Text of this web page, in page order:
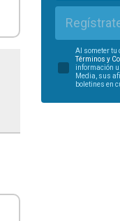
Al someter tu
Términos y
información u
Media, sus
boletines en